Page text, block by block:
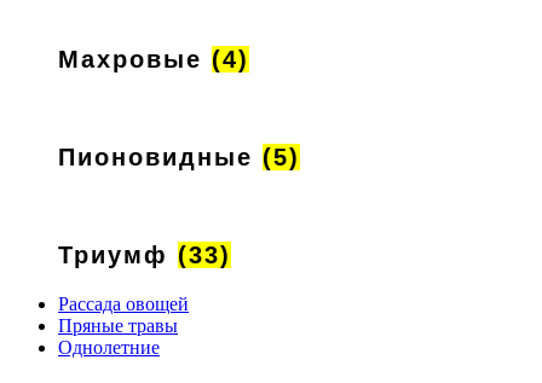
Махровые (4)
Пионовидные (5)
Триумф (33)
Рассада овощей
Пряные травы
Однолетние